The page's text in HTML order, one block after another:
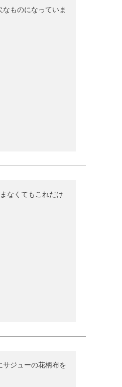
ものになっていま
なくてもこれだけ
ジューの花柄布を